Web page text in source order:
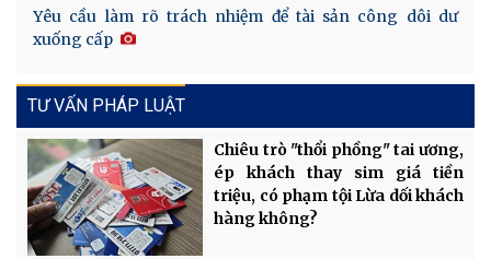
Yêu cầu làm rõ trách nhiệm để tài sản công dôi dư
xuống cấp
TƯ VẤN PHÁP LUẬT
Chiêu trò "thổi phồng" tai ương,
ép khách thay sim giá tiền
triệu, có phạm tội Lừa dối khách
hàng không?